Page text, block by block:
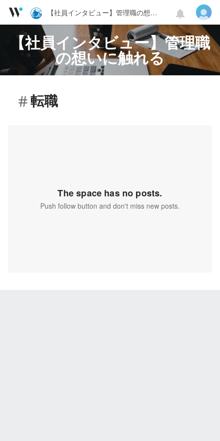
【社員インタビュー】管理職の想いに触れる
【社員インタビュー】管理職
の想いに触れる
転職
The space has no posts.
Push follow button and don't miss new posts.